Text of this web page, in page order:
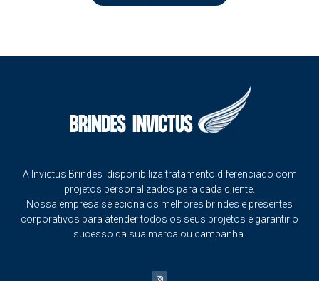
A Invictus Brindes disponibiliza tratamento diferenciado com
projetos personalizados para cada cliente.
Nossa empresa seleciona os melhores brindes e presentes
corporativos para atender todos os seus projetos e garantir o
sucesso da sua marca ou campanha.